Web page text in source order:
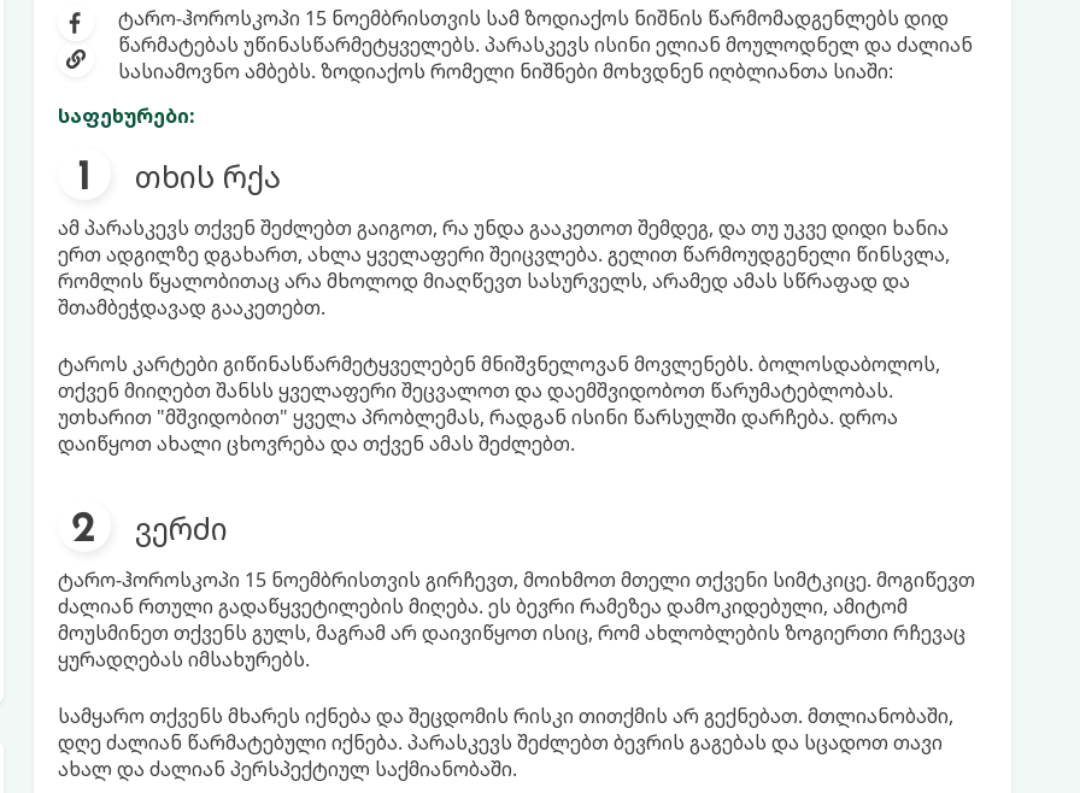
ტარო-ჰოროსკოპი 15 ნოემბრისთვის სამ ზოდიაქოს ნიშნის წარმომადგენლებს დიდ
წარმატებას უწინასწარმეტყველებს. პარასკევს ისინი ელიან მოულოდნელ და ძალიან
სასიამოვნო ამბებს. ზოდიაქოს რომელი ნიშნები მოხვდნენ იღბლიანთა სიაში:
საფეხურები:
თხის რქა
ამ პარასკევს თქვენ შეძლებთ გაიგოთ, რა უნდა გააკეთოთ შემდეგ, და თუ უკვე დიდი ხანია
ერთ ადგილზე დგახართ, ახლა ყველაფერი შეიცვლება. გელით წარმოუდგენელი წინსვლა,
რომლის წყალობითაც არა მხოლოდ მიაღწევთ სასურველს, არამედ ამას სწრაფად და
შთამბეჭდავად გააკეთებთ.
ტაროს კარტები გიწინასწარმეტყველებენ მნიშვნელოვან მოვლენებს. ბოლოსდაბოლოს,
თქვენ მიიღებთ შანსს ყველაფერი შეცვალოთ და დაემშვიდობოთ წარუმატებლობას.
უთხარით "მშვიდობით" ყველა პრობლემას, რადგან ისინი წარსულში დარჩება. დროა
დაიწყოთ ახალი ცხოვრება და თქვენ ამას შეძლებთ.
ვერძი
ტარო-ჰოროსკოპი 15 ნოემბრისთვის გირჩევთ, მოიხმოთ მთელი თქვენი სიმტკიცე. მოგიწევთ
ძალიან რთული გადაწყვეტილების მიღება. ეს ბევრი რამეზეა დამოკიდებული, ამიტომ
მოუსმინეთ თქვენს გულს, მაგრამ არ დაივიწყოთ ისიც, რომ ახლობლების ზოგიერთი რჩევაც
ყურადღებას იმსახურებს.
სამყარო თქვენს მხარეს იქნება და შეცდომის რისკი თითქმის არ გექნებათ. მთლიანობაში,
დღე ძალიან წარმატებული იქნება. პარასკევს შეძლებთ ბევრის გაგებას და სცადოთ თავი
ახალ და ძალიან პერსპექტიულ საქმიანობაში.